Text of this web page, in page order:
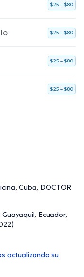
$25 – $80
$25 – $80
$25 – $80
$25 – $80
Cuba, DOCTOR
Ecuador,
actualizando su